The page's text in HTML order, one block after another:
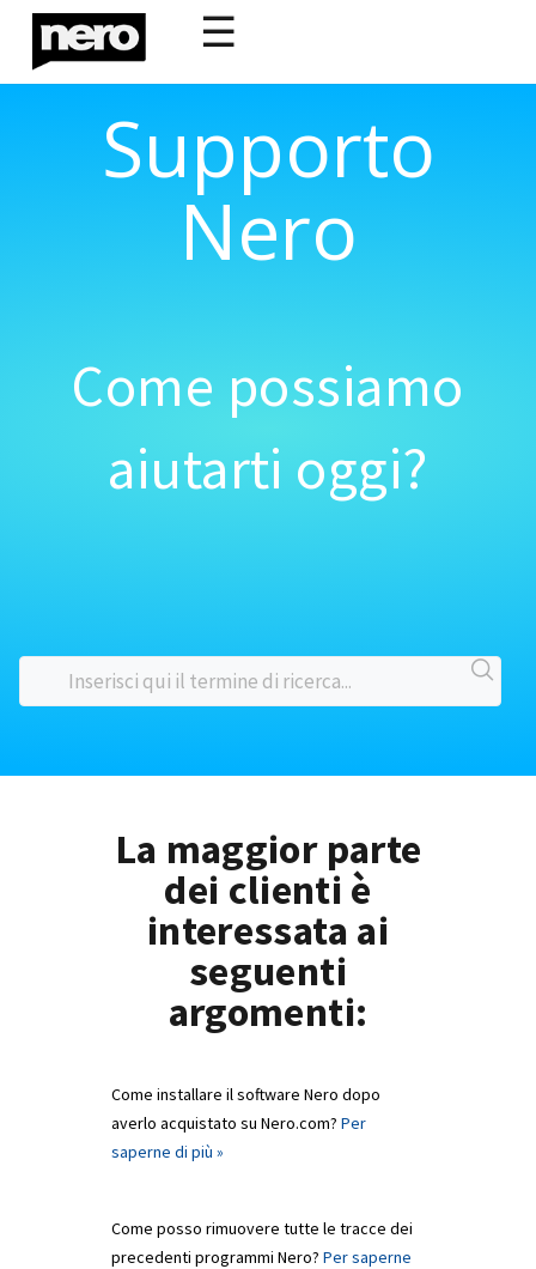
☰
Supporto
Nero
Come possiamo
aiutarti oggi?
La maggior parte
dei clienti è
interessata ai
seguenti
argomenti:
Come installare il software Nero dopo
averlo acquistato su Nero.com? Per
saperne di più »
Come posso rimuovere tutte le tracce dei
precedenti programmi Nero? Per saperne